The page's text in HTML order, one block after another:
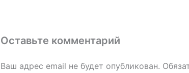
Оставьте комментарий
Ваш адрес email не будет опубликован.